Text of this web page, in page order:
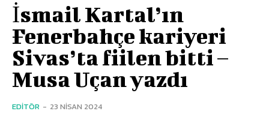
İsmail Kartal’ın
Fenerbahçe kariyeri
Sivas’ta fiilen bitti –
Musa Uçan yazdı
EDITÖR - 23 NISAN 2024